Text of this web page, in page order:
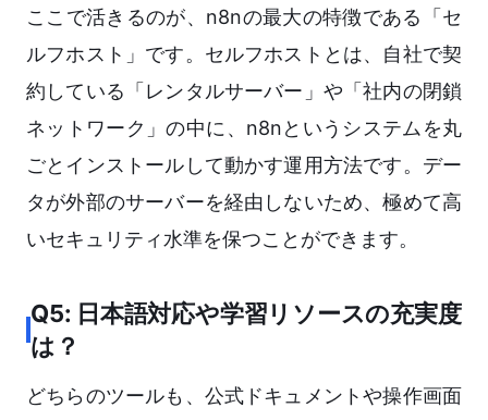
ここで活きるのが、n8nの最大の特徴である「セ
ルフホスト」です。セルフホストとは、自社で契
約している「レンタルサーバー」や「社内の閉鎖
ネットワーク」の中に、n8nというシステムを丸
ごとインストールして動かす運用方法です。デー
タが外部のサーバーを経由しないため、極めて高
いセキュリティ水準を保つことができます。
Q5: 日本語対応や学習リソースの充実度
は？
どちらのツールも、公式ドキュメントや操作画面